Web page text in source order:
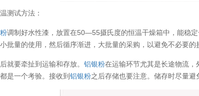
测试方法：
调制好水性漆，放置在50—55摄氏度的恒温干燥箱中，能稳
批量的使用，然后循序渐进，大批量的采购，以避免不必要的
就要牵扯到运输和存放。铝银粉在运输环节尤其是长途物流
是一个考验。接收到铝银粉之后存储也要注意。储存时尽量避